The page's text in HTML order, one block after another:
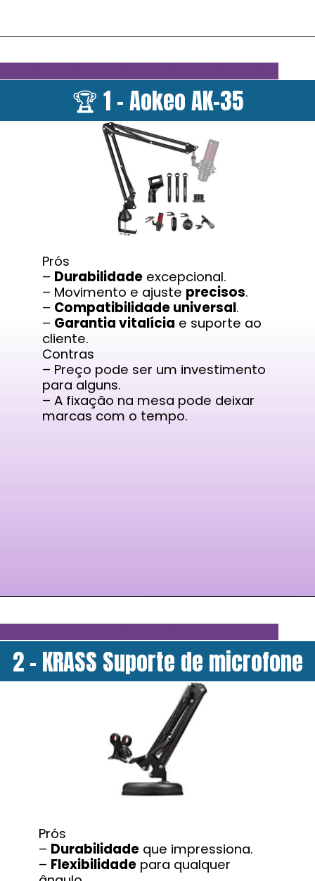
🏆 1 - Aokeo AK-35
Prós
– Durabilidadeexcepcional.
– Movimento e ajuste precisos.
– Compatibilidade universal.
– Garantia vitalícia e suporte ao
cliente.
Contras
– Preço pode ser um investimento
para alguns.
– A fixação na mesa pode deixar
marcas com o tempo.
2 - KRASS Suporte de microfone
Prós
– Durabilidade que impressiona.
– Flexibilidade para qualquer